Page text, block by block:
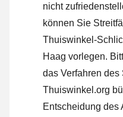
nicht
können Sie
Thuiswinkel-
Haag vorlegen.
das Verfahren
Thuiswinkel.org
Entscheidung des